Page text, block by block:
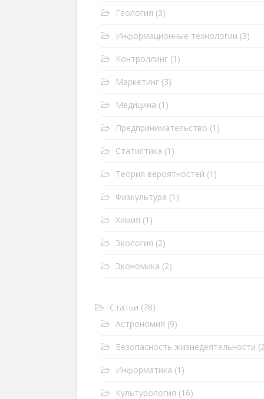
Геология (3)
Информационные технологии (3)
Контроллинг (1)
Маркетинг (3)
Медицина (1)
Предпринимательство (1)
Статистика (1)
Теория вероятностей (1)
Физкультура (1)
Химия (1)
Экология (2)
Экономика (2)
Статьи (78)
Астрономия (9)
Безопасность жизнедеятельности
Информатика (1)
Культурология (16)